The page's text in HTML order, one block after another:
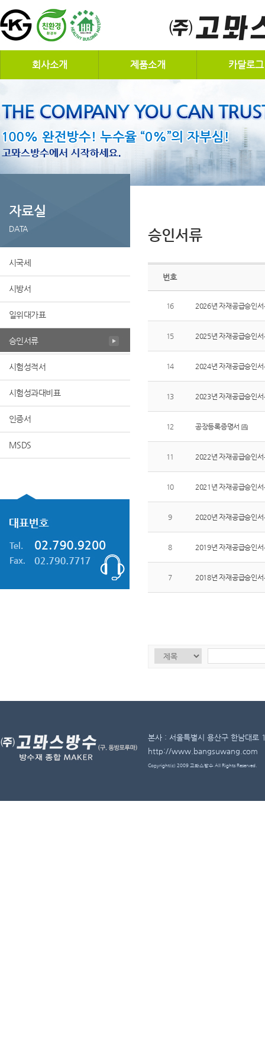
회사소개 제품소개 카달로그
자료실
DATA
시국세
시방서
일위대가표
승인서류
시험성적서
시험성과대비표
인증서
MSDS
승인서류
번호
16 2026년 자재공급승인
15 2025년 자재공급승인
14 2024년 자재공급승인
13 2023년 자재공급승인
12 공장등록증명서
11 2022년 자재공급승인
10 2021년 자재공급승인
9 2020년 자재공급승인
8 2019년 자재공급승인
7 2018년 자재공급승인
본사 : 서울특별시 용산구 한남대
http://www.bangsuwang.com
Copyright(c) 2009 고뫄스방수 All Rights Reserved.